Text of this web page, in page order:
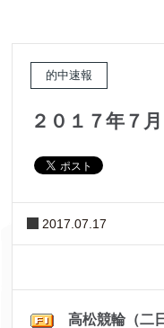
的中速報
２０１７年７
2017.07.17
高松競輪（二